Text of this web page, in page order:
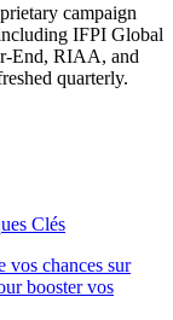
campaign
IFPI Global
End, RIAA, and
quarterly.
Clés
vos chances sur
booster vos